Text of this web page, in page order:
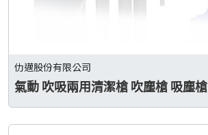
仂邁股份有限公司
氣動 吹吸兩用清潔槍 吹塵槍 吸塵槍